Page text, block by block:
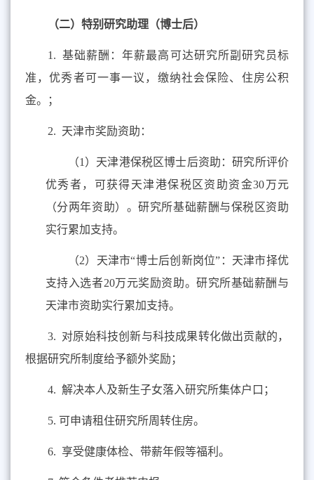
（二）特别研究助理（博士后）
1. 基础薪酬：年薪最高可达研究所副研究员标
准，优秀者可一事一议，缴纳社会保险、住房公积
金。；
2. 天津市奖励资助：
（1 ）天津港保税区博士后资助：研究所评价
优秀者，可获得天津港保税区资助资金30万元
（分两年资助）。研究所基础薪酬与保税区资助
实行累加支持。
（2）天津市“博士后创新岗位”：天津市择优
支持入选者20万元奖励资助。研究所基础薪酬与
天津市资助实行累加支持。
3. 对原始科技创新与科技成果转化做出贡献的，
根据研究所制度给予额外奖励；
4. 解决本人及新生子女落入研究所集体户口；
5. 可申请租住研究所周转住房。
6. 享受健康体检、带薪年假等福利。